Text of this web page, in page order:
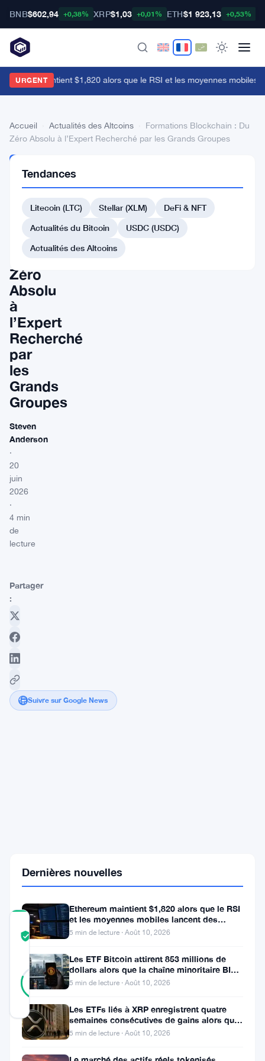
BNB$602,94 +0,38% XRP$1,03 +0,01% ETH$1 923,13 +0,53%
URGENTmaintient $1,820 alors que le RSI et les moyennes mobiles
Accueil Actualités des Altcoins
Formations Blockchain : Du
Zéro Absolu à l’Expert Recherché par les Grands Groupes
DES
ALTCOINS
Formations
Blockchain
Zéro
Absolu
à
l’Expert
Recherché
par
les
Grands
Groupes
Steven
Anderson
·
20
juin
2026
·
4 min
de
lecture
Partager
:
Suivre sur Google News
Grands
COMMUNITY
TRUST
Vérifié
81%
RÉEL
Vérifié
26
votes
Mis à jour 2 mois il y a
blockchain
Tendances
Litecoin (LTC) Stellar (XLM)
DeFi & NFT
Actualités du Bitcoin
USDC (USDC)
Actualités des Altcoins
Dernières nouvelles
Ethereum maintient $1,820 alors que le RSI
et les moyennes mobiles lancent des
signaux d’avertissement
5 min de lecture · Août 10, 2026
Les ETF Bitcoin attirent 853 millions de
dollars alors que la chaîne minoritaire BIP-
110 meurt après deux
5 min de lecture · Août 10, 2026
Les ETFs liés à XRP enregistrent quatre
semaines consécutives de gains alors que
le prix teste le support à 1
5 min de lecture · Août 10, 2026